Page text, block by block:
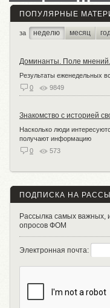
ПОПУЛЯРНЫЕ
за неделю месяц год
Доминанты. Поле
Результаты еженедельных
0
9849
Знакомство с историей
Насколько люди
получают информацию
0
573
ПОДПИСКА НА
Рассылка самых важных,
опросов ФОМ
Электронная почта: